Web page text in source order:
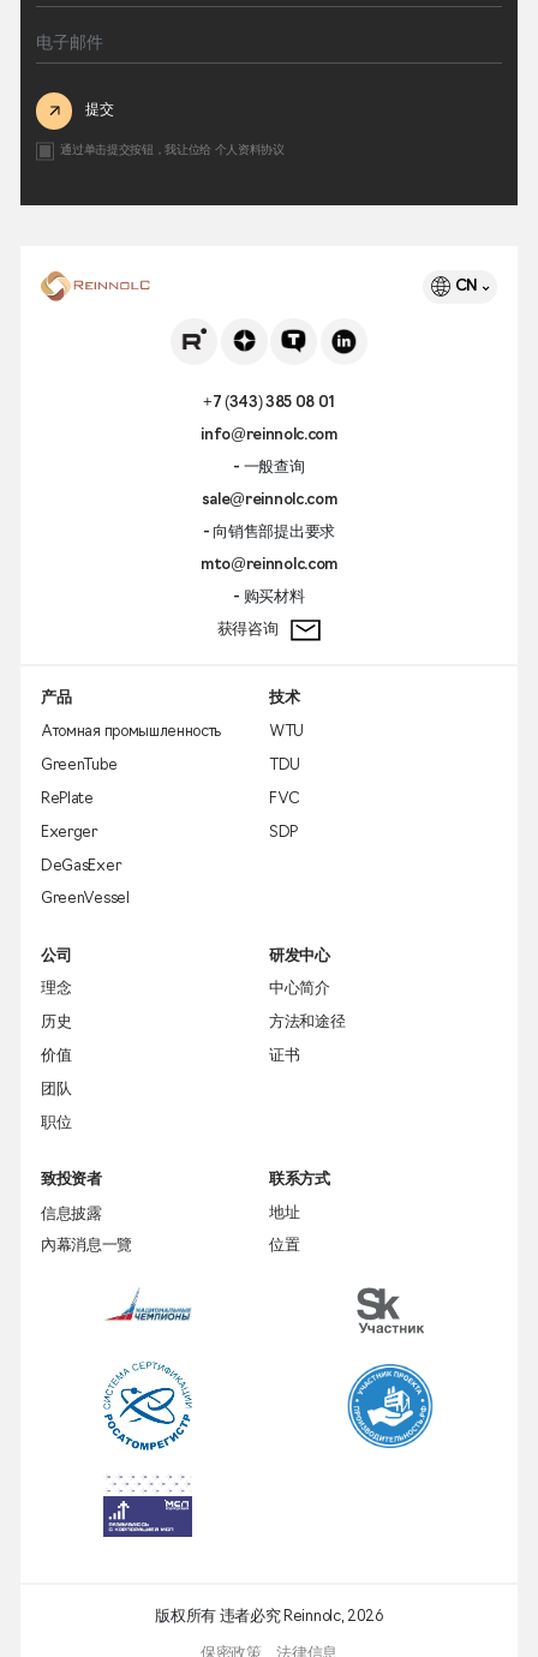
提交
通过单击提交按钮，我让位给 个人资料协议
CN
+7 (343) 385 08 01
info@reinnolc.com
- 一般查询
sale@reinnolc.com
- 向销售部提出要求
mto@reinnolc.com
- 购买材料
获得咨询
产品
Атомная промышленность
GreenTube
RePlate
Exerger
DeGasExer
GreenVessel
技术
WTU
TDU
FVC
SDP
公司
理念
历史
价值
团队
职位
研发中心
中心简介
方法和途径
证书
致投资者
信息披露
內幕消息一覽
联系方式
地址
位置
版权所有 违者必究 Reinnolc, 2026
保密政策 法律信息